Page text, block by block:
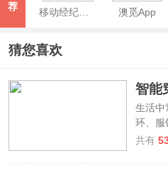
荐
移动经纪人App 澳觅App
猜您喜欢
智能
生活中
环、服
的智
共有53